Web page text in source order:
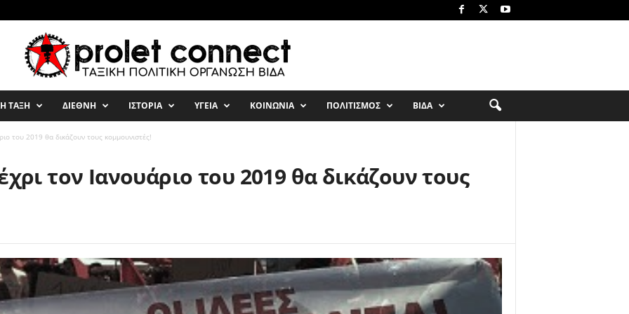
ΤΑΞΗ ΔΙΕΘΝΗ ΙΣΤΟΡΙΑ ΥΓΕΙΑ ΚΟΙΝΩΝΙΑ ΠΟΛΙΤΙΣΜΟΣ ΒΙΔΑ
του 2019 θα δικάζουν τους κομμουνιστές!
τον Ιανουάριο του 2019 θα δικάζουν τους